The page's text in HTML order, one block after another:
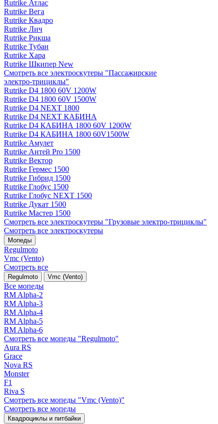
Rutrike Атлас
Rutrike Вега
Rutrike Квадро
Rutrike Лич
Rutrike Рикша
Rutrike Тубан
Rutrike Хара
Rutrike Шкипер New
Смотреть все электро­скутеры "Пассажирские
электро‑трициклы"
Rutrike D4 1800 60V 1200W
Rutrike D4 1800 60V 1500W
Rutrike D4 NEXT 1800
Rutrike D4 NEXT КАБИНА
Rutrike D4 КАБИНА 1800 60V 1200W
Rutrike D4 КАБИНА 1800 60V1500W
Rutrike Амулет
Rutrike Антей Pro 1500
Rutrike Вектор
Rutrike Гермес 1500
Rutrike Гибрид 1500
Rutrike Глобус 1500
Rutrike Глобус NEXT 1500
Rutrike Дукат 1500
Rutrike Мастер 1500
Смотреть все электро­скутеры "Грузовые электро‑трициклы"
Смотреть все электро­скутеры
Мопеды
Regulmoto
Vmc (Vento)
Смотреть все
Regulmoto Vmc (Vento)
Все мопеды
RM Alpha-2
RM Alpha-3
RM Alpha-4
RM Alpha-5
RM Alpha-6
Смотреть все мопеды "Regulmoto"
Aura RS
Grace
Nova RS
Monster
F1
Riva S
Смотреть все мопеды "Vmc (Vento)"
Смотреть все мопеды
Квадроциклы и питбайки